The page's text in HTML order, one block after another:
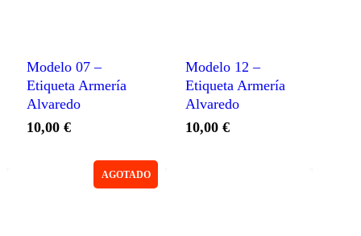
Modelo 07 –
Etiqueta Armería
Alvaredo
10,00 €
Modelo 12 –
Etiqueta Armería
Alvaredo
10,00€
AGOTADO